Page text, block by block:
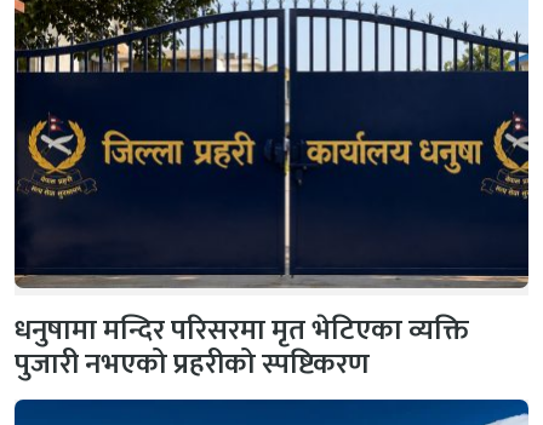
धनुषामा मन्दिर परिसरमा मृत भेटिएका व्यक्ति
पुजारी नभएको प्रहरीको स्पष्टिकरण